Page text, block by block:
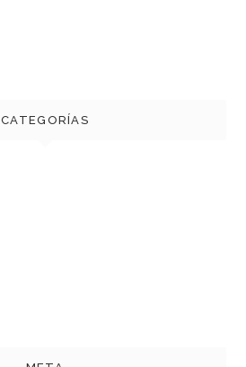
CATEGORÍAS